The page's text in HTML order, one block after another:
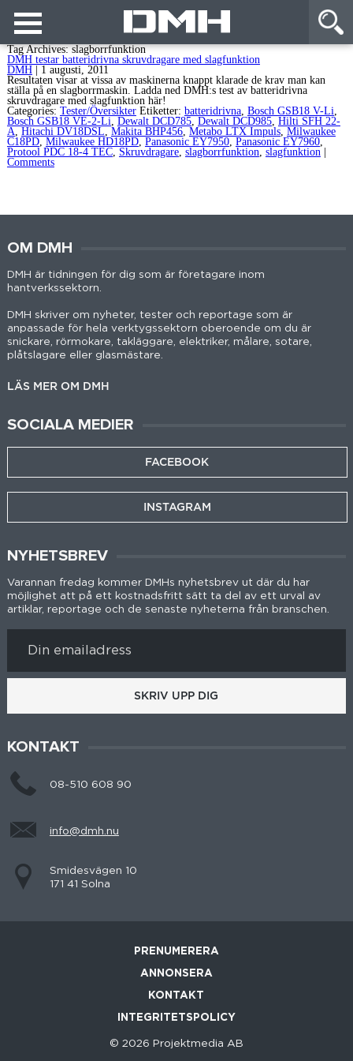
Tag Archives: slagborrfunktion
DMH testar batteridrivna skruvdragare med slagfunktion
DMH
1 augusti, 2011
Resultaten visar at vissa av maskinerna knappt klarade de krav man kan
ställa på en slagborrmaskin. Ladda ned DMH:s test av batteridrivna
skruvdragare med slagfunktion här!
Categories: Tester/Översikter Etiketter: batteridrivna, Bosch GSB18 V-Li,
Bosch GSB18 VE-2-Li, Dewalt DCD785, Dewalt DCD985, Hilti SFH 22-
A, Hitachi DV18DSL, Makita BHP456, Metabo LTX Impuls, Milwaukee
C18PD, Milwaukee HD18PD, Panasonic EY7950, Panasonic EY7960,
Protool PDC 18-4 TEC, Skruvdragare, slagborrfunktion, slagfunktion
Comments
OM DMH
DMH är tidningen för dig som är företagare inom
hantverkssektorn.
DMH skriver om nyheter, tester och reportage som är
anpassade för hela verktygssektorn oberoende om du är
snickare, rörmokare, takläggare, elektriker, målare, sotare,
plåtslagare eller glasmästare.
LÄS MER OM DMH
SOCIALA MEDIER
FACEBOOK
INSTAGRAM
NYHETSBREV
Varannan fredag kommer DMHs nyhetsbrev ut där du har
möjlighet att på ett kostnadsfritt sätt ta del av ett urval av
artiklar, reportage och de senaste nyheterna från branschen.
SKRIV UPP DIG
KONTAKT
08-510 608 90
info@dmh.nu
Smidesvägen 10
171 41 Solna
PRENUMERERA
ANNONSERA
KONTAKT
INTEGRITETSPOLICY
© 2026 Projektmedia AB